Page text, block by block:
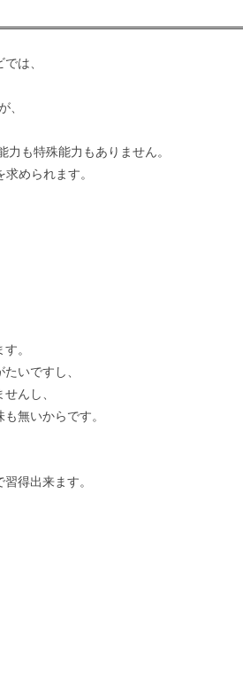
は、
、
も特殊能力もありません。
められます。
。
いですし、
んし、
無いからです。
得出来ます。